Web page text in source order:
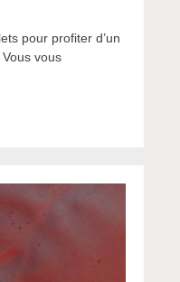
pour profiter d’un
vous